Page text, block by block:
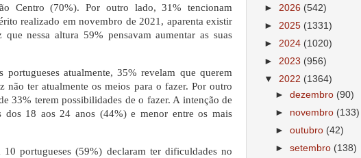
Centro (70%). Por outro lado, 31% tencionam
realizado em novembro de 2021, aparenta existir
nessa altura 59% pensavam aumentar as suas
portugueses atualmente, 35% revelam que querem
não ter atualmente os meios para o fazer. Por outro
33% terem possibilidades de o fazer. A intenção de
dos 18 aos 24 anos (44%) e menor entre os mais
portugueses (59%) declaram ter dificuldades no
► 2026 (542)
► 2025 (1331)
► 2024 (1020)
► 2023 (956)
▼ 2022 (1364)
►dezembro (90)
► novembro (133)
►outubro (42)
►setembro (138)